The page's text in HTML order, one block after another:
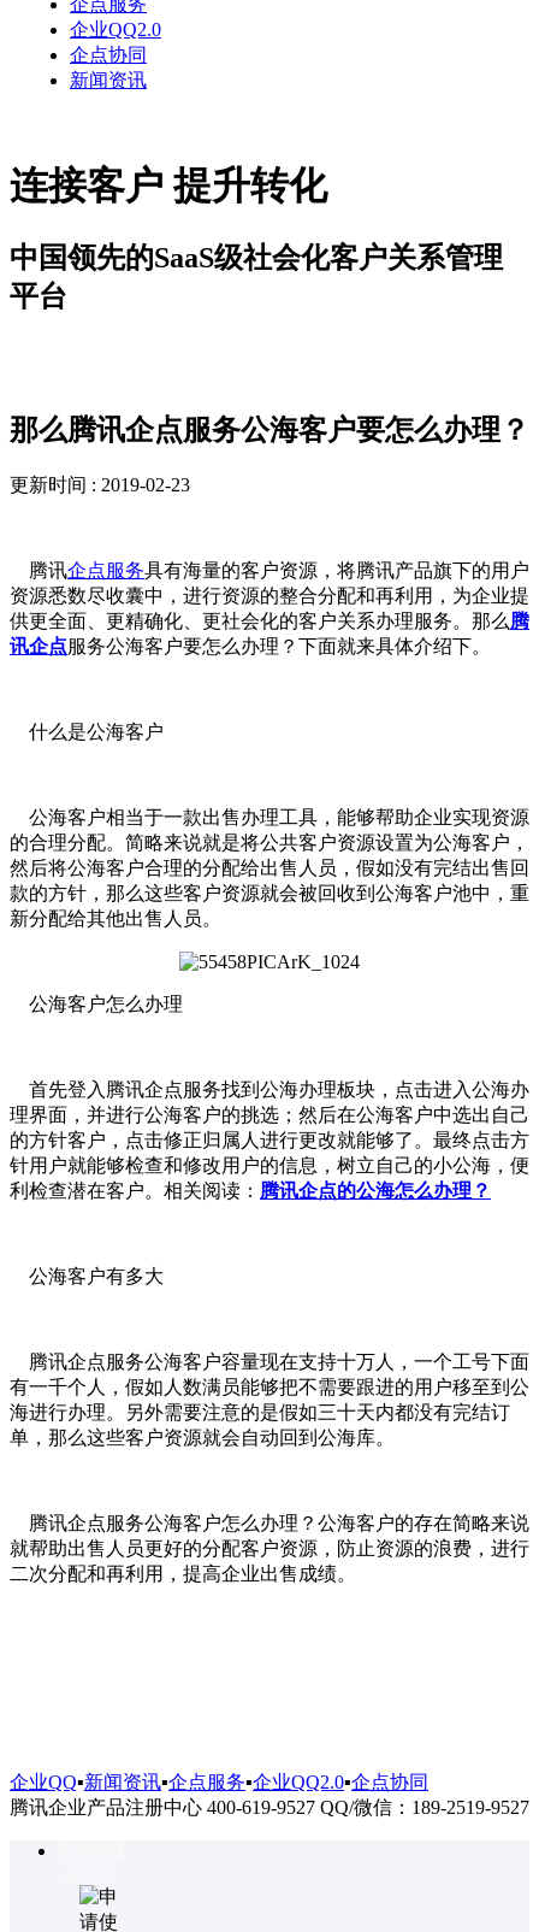
企业QQ2.0
企点协同
新闻资讯
连接客户 提升转化
中国领先的SaaS级社会化客户关系管理
平台
那么腾讯企点服务公海客户要怎么办理？
更新时间 : 2019-02-23
腾讯企点服务具有海量的客户资源，将腾讯产品旗下的用户
资源悉数尽收囊中，进行资源的整合分配和再利用，为企业提
供更全面、更精确化、更社会化的客户关系办理服务。那么腾
讯企点服务公海客户要怎么办理？下面就来具体介绍下。
什么是公海客户
公海客户相当于一款出售办理工具，能够帮助企业实现资源
的合理分配。简略来说就是将公共客户资源设置为公海客户，
然后将公海客户合理的分配给出售人员，假如没有完结出售回
款的方针，那么这些客户资源就会被回收到公海客户池中，重
新分配给其他出售人员。
公海客户怎么办理
首先登入腾讯企点服务找到公海办理板块，点击进入公海办
理界面，并进行公海客户的挑选；然后在公海客户中选出自己
的方针客户，点击修正归属人进行更改就能够了。最终点击方
针用户就能够检查和修改用户的信息，树立自己的小公海，便
利检查潜在客户。相关阅读： 腾讯企点的公海怎么办理？
公海客户有多大
腾讯企点服务公海客户容量现在支持十万人，一个工号下面
有一千个人，假如人数满员能够把不需要跟进的用户移至到公
海进行办理。另外需要注意的是假如三十天内都没有完结订
单，那么这些客户资源就会自动回到公海库。
腾讯企点服务公海客户怎么办理？公海客户的存在简略来说
就帮助出售人员更好的分配客户资源，防止资源的浪费，进行
二次分配和再利用，提高企业出售成绩。
企业QQ▪新闻资讯▪企点服务▪企业QQ2.0▪企点协同
腾讯企业产品注册中心 400-619-9527 QQ/微信：189-2519-9527